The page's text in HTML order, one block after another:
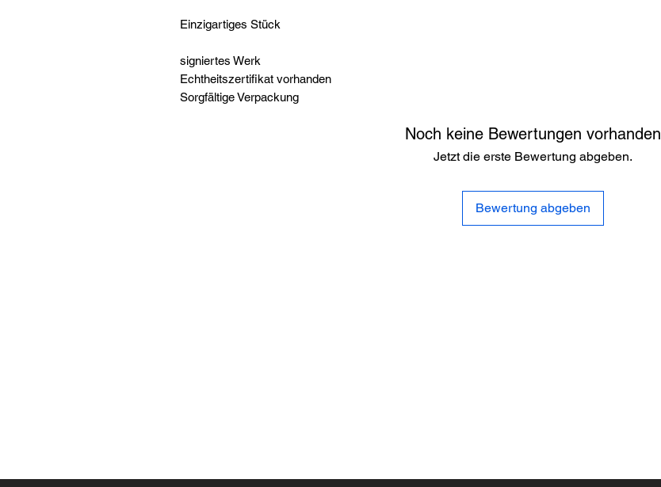
Einzigartiges Stück
signiertes Werk
Echtheitszertifikat vorhanden
Sorgfältige Verpackung
Noch keine Bewertungen vorhanden
Jetzt die erste Bewertung abgeben.
Bewertung abgeben